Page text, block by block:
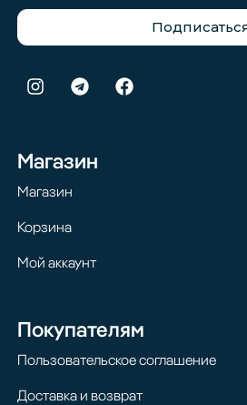
Магазин
Магазин
Корзина
Мой аккаунт
Покупателям
Пользовательское соглашение
Доставка и возврат